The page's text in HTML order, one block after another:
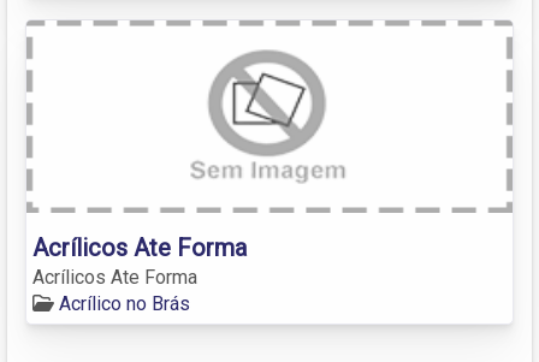
Acrílicos Ate Forma
Acrílicos Ate Forma
Acrílico no Brás